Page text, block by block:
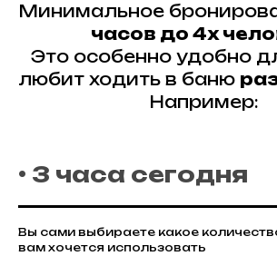
Минимальное
часов до 4х
Это особенно удобно
любит ходить в баню
Например:
• 3 часа сегодня
Вы сами выбираете какое
вам хочется использовать